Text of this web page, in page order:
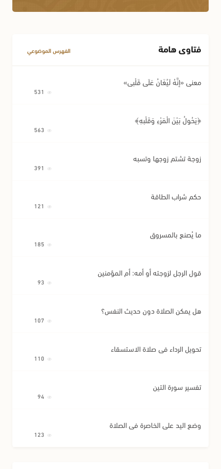
مسائل متفرقة في المعاملات
فتاوى هامة الفهرس الموضوعي
معنى «إِنَّهُ لَيُغَانُ عَلَى قَلْبِي»
﴿يَحُولُ بَيْنَ الْمَرْءِ وَقَلْبِهِ﴾
زوجة تشتم زوجها وتسبه
حكم شراب الطاقة
ما يُصنع بالمسروق
قول الرجل لزوجته أو أمه: أم المؤمنين
هل يمكن الصلاة دون حديث النفس؟
تحويل الرداء في صلاة الاستسقاء
تفسير سورة التين
وضع اليد على الخاصرة في الصلاة